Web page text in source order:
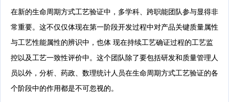
在新的生命周期方式工艺验证中，多学科、跨职能团队参与显得非
常重要。这不仅仅体现在第一阶段开发过程中对产品关键质量属性
与工艺性能属性的辨识中，也体 现在持续工艺确证过程的工艺监
控以及工艺一致性评价中。这个团队除了要包括研发和质量管理人
员以外，分析、药政、数理统计人员在生命周期方式工艺验证的各
个阶段中的作用都是不可忽视的。